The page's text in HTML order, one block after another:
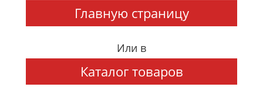
Главную страницу
Или в
Каталог товаров